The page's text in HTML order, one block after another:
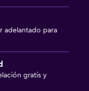
adelantado para
gratis y